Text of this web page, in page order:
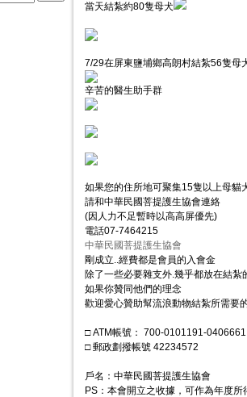
當天結紮約80隻母犬
7/29在屏東鹽埔鄉高朗村結紮56隻母
辛苦的醫生助手群
如果您的住所地可聚集15隻以上母貓
請和中華民國菩提護生協會連絡
(因人力不足暫時以高高屏優先)
電話07-7464215
中華民國菩提護生協會
剛成立..經費都是會員的入會金
除了一些必要雜支外.幾乎都放在結紮
如果你贊同他們的理念
歡迎愛心贊助幫流浪動物結紮所需要
□ ATM帳號： 700-0101191-0406661
□ 郵政劃撥帳號 42234572
戶名：中華民國菩提護生協會
PS：本會開立之收據，可作為年度所